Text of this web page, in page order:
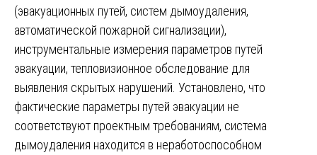
(эвакуационных путей, систем дымоудаления,
автоматической пожарной сигнализации),
инструментальные измерения параметров путей
эвакуации, тепловизионное обследование для
выявления скрытых нарушений. Установлено, что
фактические параметры путей эвакуации не
соответствуют проектным требованиям, система
дымоудаления находится в неработоспособном